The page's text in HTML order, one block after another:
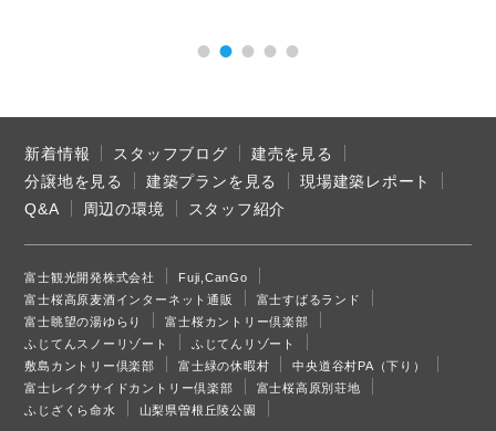
新着情報 スタッフブログ
建売を見る
分譲地を見る
建築プランを見る
現場建築レポート
Q&A
周辺の環境 スタッフ紹介
富士観光開発株式会社
Fuji,CanGo
富士桜高原麦酒インターネット通販
富士すばるランド
富士眺望の湯ゆらり
富士桜カントリー倶楽部
ふじてんスノーリゾート
ふじてんリゾート
敷島カントリー倶楽部
富士緑の休暇村
中央道谷村PA（下り）
富士レイクサイドカントリー倶楽部
富士桜高原別荘地
ふじざくら命水
山梨県曽根丘陵公園